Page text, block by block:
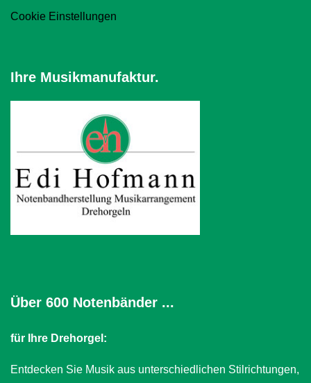
Cookie Einstellungen
Ihre Musikmanufaktur.
Über 600 Notenbänder ...
für Ihre Drehorgel:
Entdecken Sie Musik aus unterschiedlichen Stilrichtungen,